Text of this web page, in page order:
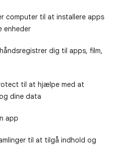
computer til at installere apps
enheder
dig til apps, film,
til at hjælpe med at
dine data
app
til at tilgå indhold og